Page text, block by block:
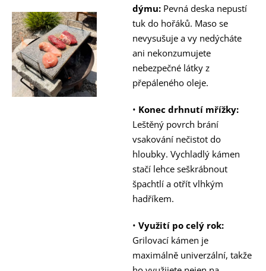
dýmu:Pevná deska nepustí
tuk do hořáků. Maso se
nevysušuje a vy nedýcháte
ani nekonzumujete
nebezpečné látky z
přepáleného oleje.
• Konec drhnutí mřížky:
Leštěný povrch brání
vsakování nečistot do
hloubky. Vychladlý kámen
stačí lehce seškrábnout
špachtlí a otřít vlhkým
hadříkem.
• Využití po celý rok:
Grilovací kámen je
maximálně univerzální, takže